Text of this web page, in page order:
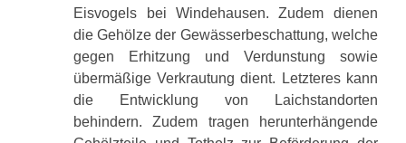
Eisvogels bei Windehausen. Zudem dienen
die Gehölze der Gewässerbeschattung, welche
gegen Erhitzung und Verdunstung sowie
übermäßige Verkrautung dient. Letzteres kann
die Entwicklung von Laichstandorten
behindern. Zudem tragen herunterhängende